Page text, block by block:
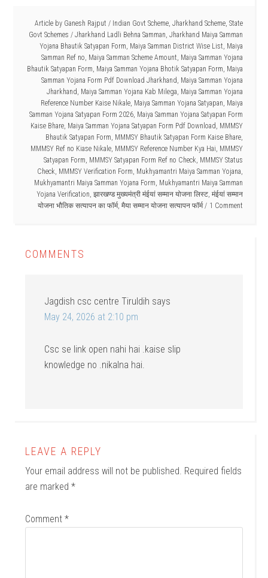
Article by Ganesh Rajput / Indian Govt Scheme, Jharkhand Scheme, State
Govt Schemes / Jharkhand Ladli Behna Samman, Jharkhand Maiya Samman
Yojana Bhautik Satyapan Form, Maiya Samman District Wise List, Maiya
Samman Ref no, Maiya Samman Scheme Amount, Maiya Samman Yojana
Bhautik Satyapan Form, Maiya Samman Yojana Bhotik Satyapan Form, Maiya
Samman Yojana Form Pdf Download Jharkhand, Maiya Samman Yojana
Jharkhand, Maiya Samman Yojana Kab Milega, Maiya Samman Yojana
Reference Number Kaise Nikale, Maiya Samman Yojana Satyapan, Maiya
Samman Yojana Satyapan Form 2026, Maiya Samman Yojana Satyapan Form
Kaise Bhare, Maiya Samman Yojana Satyapan Form Pdf Download, MMMSY
Bhautik Satyapan Form, MMMSY Bhautik Satyapan Form Kaise Bhare,
MMMSY Ref no Kiase Nikale, MMMSY Reference Number Kya Hai, MMMSY
Satyapan Form, MMMSY Satyapan Form Ref no Check, MMMSY Status
Check, MMMSY Verification Form, Mukhyamantri Maiya Samman Yojana,
Mukhyamantri Maiya Samman Yojana Form, Mukhyamantri Maiya Samman
Yojana Verification, झारखण्ड मुख्यमंत्री मंईयां सम्मान योजना लिस्ट, मंईयां सम्मान
योजना भौतिक सत्यापन का फॉर्म, मैया सम्मान योजना सत्यापन फॉर्म 1 Comment
COMMENTS
Jagdish csc centre Tiruldih says
May 24, 2026 at 2:10 pm
Csc se link open nahi hai .kaise slip
knowledge no .nikalna hai.
LEAVE A REPLY
Your email address will not be published. Required fields
are marked*
Comment*